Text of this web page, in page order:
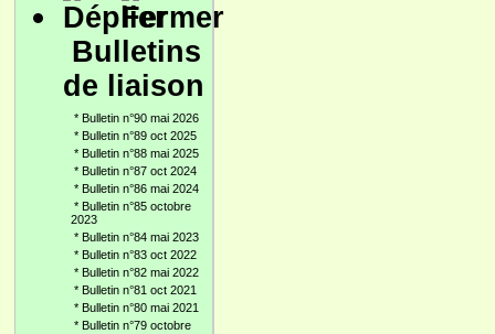
Bulletins
de liaison
* Bulletin n°90 mai 2026
* Bulletin n°89 oct 2025
* Bulletin n°88 mai 2025
* Bulletin n°87 oct 2024
* Bulletin n°86 mai 2024
* Bulletin n°85 octobre
2023
* Bulletin n°84 mai 2023
* Bulletin n°83 oct 2022
* Bulletin n°82 mai 2022
* Bulletin n°81 oct 2021
* Bulletin n°80 mai 2021
* Bulletin n°79 octobre